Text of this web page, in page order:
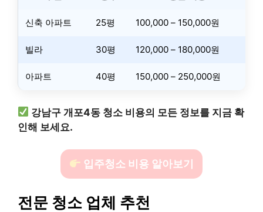
신축 아파트 25평 100,000 – 150,000원
빌라 30평 120,000 – 180,000원
아파트 40평 150,000 – 250,000원
강남구 개포4동 청소 비용의 모든 정보를 지금 확
인해 보세요.
입주청소 비용 알아보기
전문 청소 업체 추천